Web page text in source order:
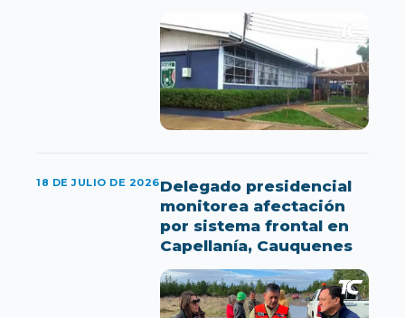
18 DE JULIO DE 2026Delegado presidencial
monitorea afectación
por sistema frontal en
Capellanía, Cauquenes